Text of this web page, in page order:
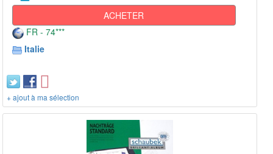
ACHETER
FR - 74***
Italie
+ ajout à ma sélection